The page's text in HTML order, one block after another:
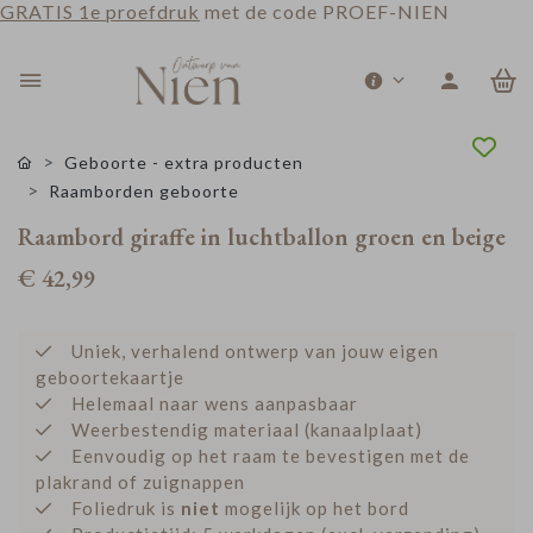
GRATIS 1e proefdruk met de code PROEF-NIEN
Geboorte - extra producten
Raamborden geboorte
Raambord giraffe in luchtballon groen en beige
€ 42,99
Uniek, verhalend ontwerp van jouw eigen
geboortekaartje
Helemaal naar wens aanpasbaar
Weerbestendig materiaal (kanaalplaat)
Eenvoudig op het raam te bevestigen met de
plakrand of zuignappen
Foliedruk is niet mogelijk op het bord